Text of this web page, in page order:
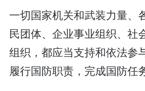
一切国家机关和武装力量、
民团体、企业事业组织、社
组织，都应当支持和依法参
履行国防职责，完成国防任务